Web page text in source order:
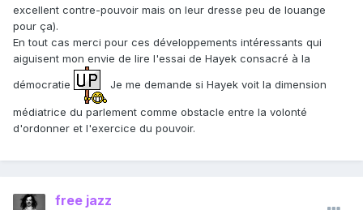
excellent contre-pouvoir mais on leur dresse peu de louange
pour ça).
En tout cas merci pour ces développements intéressants qui
aiguisent mon envie de lire l'essai de Hayek consacré à la
démocratie
Je me demande si Hayek voit la dimension
médiatrice du parlement comme obstacle entre la volonté
d'ordonner et l'exercice du pouvoir.
free jazz